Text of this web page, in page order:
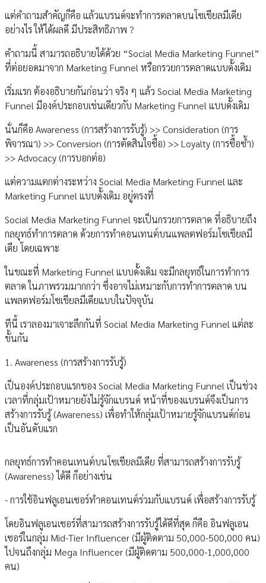
แต่คำถามสำคัญก็คือ แล้วแบรนด์จะทำการตลาดบนโซเชียลมีเดีย
อย่างไร ให้ได้ผลดี มีประสิทธิภาพ ?
คำถามนี้ สามารถอธิบายได้ด้วย “Social Media Marketing Funnel”
ที่ต่อยอดมาจาก Marketing Funnel หรือกรวยการตลาดแบบดั้งเดิม
เริ่มแรก ต้องอธิบายกันก่อนว่า จริง ๆ แล้ว Social Media Marketing
Funnel มีองค์ประกอบเช่นเดียวกับ Marketing Funnel แบบดั้งเดิม
นั่นก็คือ Awareness (การสร้างการรับรู้) >> Consideration (การ
พิจารณา) >> Conversion (การตัดสินใจซื้อ) >> Loyalty (การซื้อซ้ำ)
>> Advocacy (การบอกต่อ)
แต่ความแตกต่างระหว่าง Social Media Marketing Funnel และ
Marketing Funnel แบบดั้งเดิม อยู่ตรงที่
Social Media Marketing Funnel จะเป็นกรวยการตลาด ที่อธิบายถึง
กลยุทธ์ทำการตลาด ด้วยการทำคอนเทนต์บนแพลตฟอร์มโซเชียลมี
เดีย โดยเฉพาะ
ในขณะที่ Marketing Funnel แบบดั้งเดิม จะมีกลยุทธ์ในการทำการ
ตลาด ในภาพรวมมากกว่า ซึ่งอาจไม่เหมาะกับการทำการตลาด บน
แพลตฟอร์มโซเชียลมีเดียแบบในปัจจุบัน
ทีนี้ เราลองมาเจาะลึกกันที่ Social Media Marketing Funnel แต่ละ
ขั้นกัน
1. Awareness (การสร้างการรับรู้)
เป็นองค์ประกอบแรกของ Social Media Marketing Funnel เป็นช่วง
เวลาที่กลุ่มเป้าหมายยังไม่รู้จักแบรนด์ หน้าที่ของแบรนด์จึงเป็นการ
สร้างการรับรู้ (Awareness) เพื่อทำให้กลุ่มเป้าหมายรู้จักแบรนด์ก่อน
เป็นอันดับแรก
กลยุทธ์การทำคอนเทนต์บนโซเชียลมีเดีย ที่สามารถสร้างการรับรู้
(Awareness) ได้ดี ก็อย่างเช่น
- การใช้อินฟลูเอนเซอร์ทำคอนเทนต์ร่วมกับแบรนด์ เพื่อสร้างการรับรู้
โดยอินฟลูเอนเซอร์ที่สามารถสร้างการรับรู้ได้ดีที่สุด ก็คือ อินฟลูเอน
เซอร์ในกลุ่ม Mid-Tier Influencer (มีผู้ติดตาม 50,000-500,000 คน)
ไปจนถึงกลุ่ม Mega Influencer (มีผู้ติดตาม 500,000-1,000,000
คน)